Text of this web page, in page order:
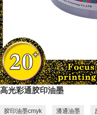
高光彩通胶印油墨
胶印油墨cmyk 潘通油墨